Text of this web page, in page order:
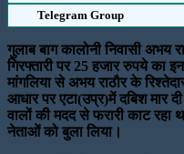
Telegram Group
गुलाब बाग कालोनी निवासी अभय
गिरफ्तारी पर 25 हजार रुपये का
मांगलिया से अभय राठौर के
आधार पर एटा(उप्र)में दबिश मार
वालों की मदद से फरारी काट रहा
नेताओं को बुला लिया।